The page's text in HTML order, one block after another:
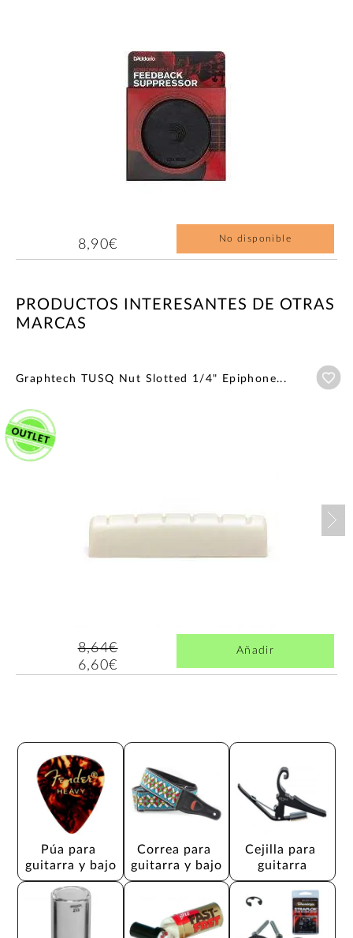
8,90€ No disponible
PRODUCTOS INTERESANTES DE OTRAS
MARCAS
Graphtech TUSQ Nut Slotted 1/4" Epiphone...
8,64€
6,60€
Añadir
Púa para
guitarra y bajo
Correa para
guitarra y bajo
Cejilla para
guitarra